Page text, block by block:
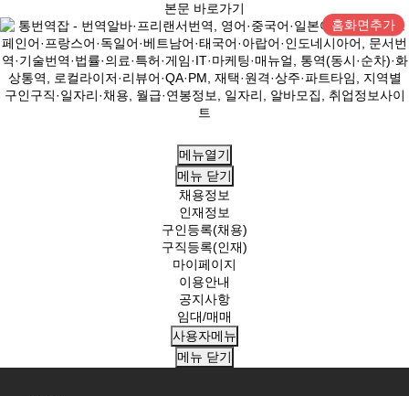
본문 바로가기
홈화면추가
메뉴열기
메뉴 닫기
채용정보
인재정보
구인등록(채용)
구직등록(인재)
마이페이지
이용안내
공지사항
임대/매매
사용자메뉴
메뉴 닫기